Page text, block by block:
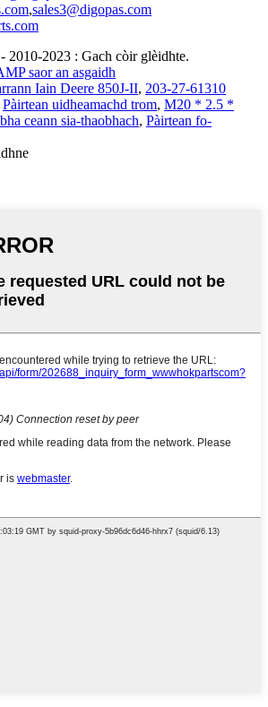
,sales3@digopas.com
2023 : Gach còir glèidhte.
saor an asgaidh
Iain Deere 850J-II, 203-27-61310
Pàirtean uidheamachd trom, M20 * 2.5 *
ceann sia-thaobhach, Pàirtean fo-